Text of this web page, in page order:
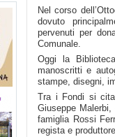
Nel corso
dovuto
pervenuti per
Comunale.
Oggi la
manoscritti e
stampe, disegni,
Tra i Fondi si
Giuseppe
famiglia Rossi
regista e